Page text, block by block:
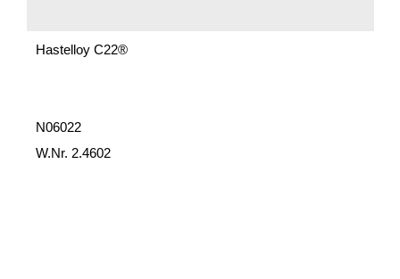
Hastelloy C22®
N06022
W.Nr. 2.4602